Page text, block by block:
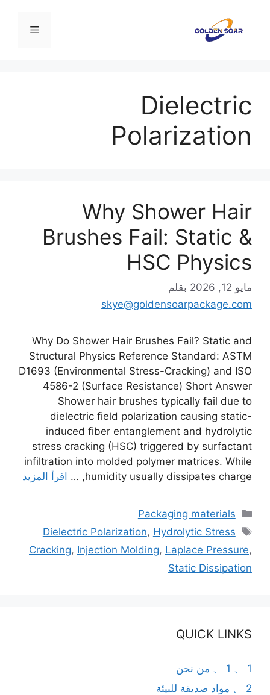
المحتوى
القائمة
Dielectric
Polarization
Why Shower Hair
Brushes Fail: Static &
HSC Physics
مايو 12, 2026
بقلم
skye@goldensoarpackage.com
Why Do Shower Hair Brushes Fail? Static and
Structural Physics Reference Standard: ASTM
D1693 (Environmental Stress-Cracking) and ISO
4586-2 (Surface Resistance) Short Answer
Shower hair brushes typically fail due to
dielectric field polarization causing static-
induced fiber entanglement and hydrolytic
stress cracking (HSC) triggered by surfactant
infiltration into molded polymer matrices. While
humidity usually dissipates charge, …
اقرأ المزيد
التصنيفات
Packaging materials
الوسوم
Dielectric Polarization, Hydrolytic Stress
Cracking, Injection Molding, Laplace Pressure,
Static Dissipation
QUICK LINKS
1 、 1 、 من نحن
2 、 مواد صديقة للبيئة